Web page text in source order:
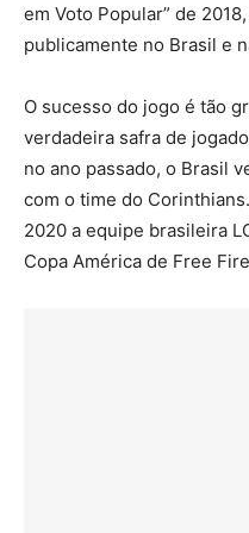
em Voto Popular” de
publicamente no Brasil e
O sucesso do jogo é tão
verdadeira safra de
no ano passado, o Brasil
com o time do
2020 a equipe brasileira
Copa América de Free